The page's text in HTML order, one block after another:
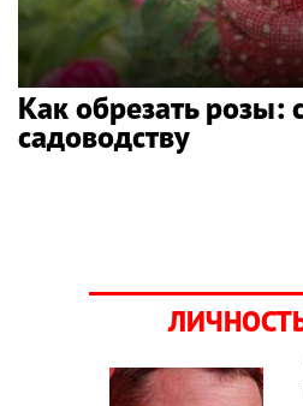
Как обрезать розы:
садоводству